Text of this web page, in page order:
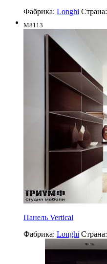
Фабрика: Longhi Страна:
M8113
Панель Vertical
Фабрика: Longhi Страна: